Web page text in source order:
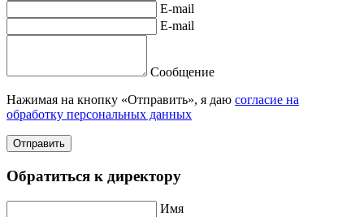
E-mail
E-mail
Сообщение
Нажимая на кнопку «Отправить», я даю согласие на
обработку персональных данных
Отправить
Обратиться к директору
Имя